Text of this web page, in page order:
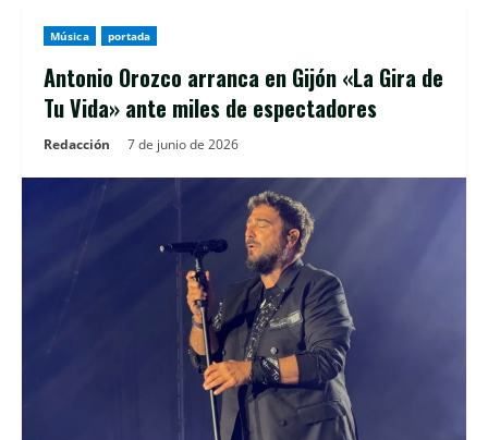
Música portada
Antonio Orozco arranca en Gijón «La Gira de
Tu Vida» ante miles de espectadores
Redacción 7 de junio de 2026